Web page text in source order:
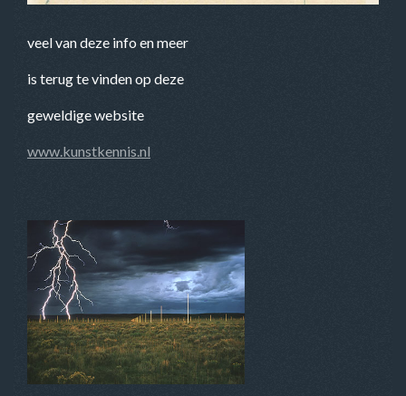
veel van deze info en meer
is terug te vinden op deze
geweldige website
www.kunstkennis.nl